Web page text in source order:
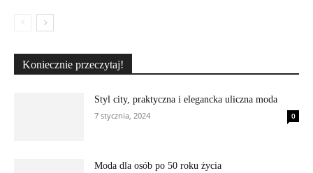
Koniecznie przeczytaj!
Styl city, praktyczna i elegancka uliczna moda
7 stycznia, 2024
0
Moda dla osób po 50 roku życia